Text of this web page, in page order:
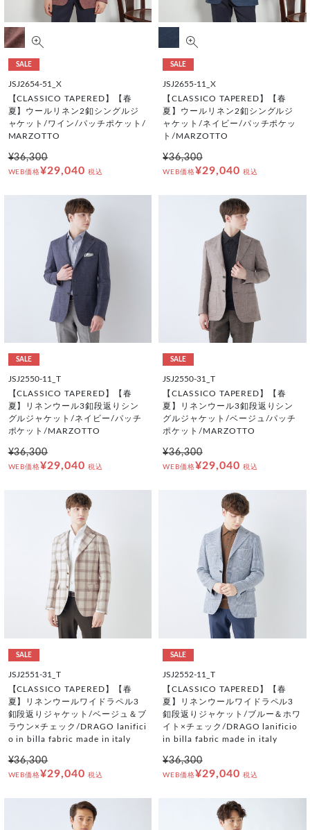
SALE
JSJ2654-51_X
【CLASSICO TAPERED】【春
夏】ウールリネン2釦シングルジ
ャケット/ワイン/パッチポケット/
MARZOTTO
¥36,300
WEB価格¥29,040 税込
SALE
JSJ2655-11_X
【CLASSICO TAPERED】【春
夏】ウールリネン2釦シングルジ
ャケット/ネイビー/パッチポケッ
ト/MARZOTTO
¥36,300
WEB価格¥29,040 税込
SALE
JSJ2550-11_T
【CLASSICO TAPERED】【春
夏】リネンウール3釦段返りシン
グルジャケット/ネイビー/パッチ
ポケット/MARZOTTO
¥36,300
WEB価格¥29,040 税込
SALE
JSJ2550-31_T
【CLASSICO TAPERED】【春
夏】リネンウール3釦段返りシン
グルジャケット/ベージュ/パッチ
ポケット/MARZOTTO
¥36,300
WEB価格¥29,040 税込
SALE
JSJ2551-31_T
【CLASSICO TAPERED】【春
夏】リネンウールワイドラペル3
釦段返りジャケット/ベージュ＆ブ
ラウン×チェック/DRAGO lanifici
o in billa fabric made in italy
¥36,300
WEB価格¥29,040 税込
SALE
JSJ2552-11_T
【CLASSICO TAPERED】【春
夏】リネンウールワイドラペル3
釦段返りジャケット/ブルー＆ホワ
イト×チェック/DRAGO lanificio
in billa fabric made in italy
¥36,300
WEB価格¥29,040 税込